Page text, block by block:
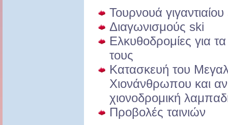
Τουρνουά
Διαγωνισμούς ski
Ελκυθοδρομίες για τα
τους
Κατασκευή του
Χιονάνθρωπου και
χιονοδρομική
Προβολές ταινιών